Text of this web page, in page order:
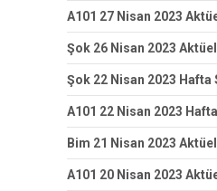
A101 27 Nisan 2023
Şok 26 Nisan 2023
Şok 22 Nisan 2023 Hafta
A101 22 Nisan 2023
Bim 21 Nisan 2023
A101 20 Nisan 2023